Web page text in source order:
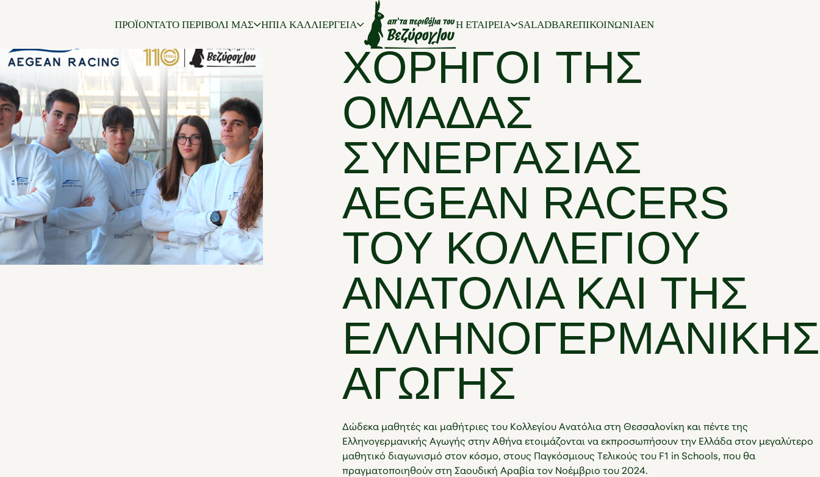
ΠΡΟΪΟΝΤΑΤΟ ΠΕΡΙΒΟΛΙ ΜΑΣ ΗΠΙΑ ΚΑΛΛΙΕΡΓΕΙΑ Η ΕΤΑΙΡΕΙΑ SALADBARΕΠΙΚΟΙΝΩΝΙΑEN
ΠΕΡΉΦΑΝΟΙ
ΧΟΡΗΓΟΊ ΤΗΣ
ΟΜΆΔΑΣ
ΣΥΝΕΡΓΑΣΊΑΣ
AEGEAN RACERS
ΤΟΥ ΚΟΛΛΕΓΊΟΥ
ΑΝΑΤΌΛΙΑ ΚΑΙ ΤΗΣ
ΕΛΛΗΝΟΓΕΡΜΑΝΙΚΉΣ
ΑΓΩΓΉΣ
Δώδεκα μαθητές και μαθήτριες του Κολλεγίου Ανατόλια στη Θεσσαλονίκη και πέντε της
Ελληνογερμανικής Αγωγής στην Αθήνα ετοιμάζονται να εκπροσωπήσουν την Ελλάδα στον μεγαλύτερο
μαθητικό διαγωνισμό στον κόσμο, στους Παγκόσμιους Τελικούς του F1 in Schools, που θα
πραγματοποιηθούν στη Σαουδική Αραβία τον Νοέμβριο του 2024.